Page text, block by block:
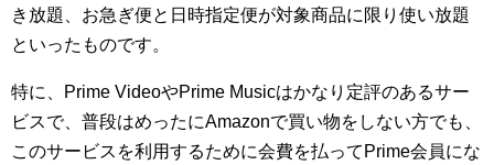
き放題、お急ぎ便と日時指定便が対象商品に限り使い放題
といったものです。
特に、Prime VideoやPrime Musicはかなり定評のあるサー
ビスで、普段はめったにAmazonで買い物をしない方でも、
このサービスを利用するために会費を払ってPrime会員にな